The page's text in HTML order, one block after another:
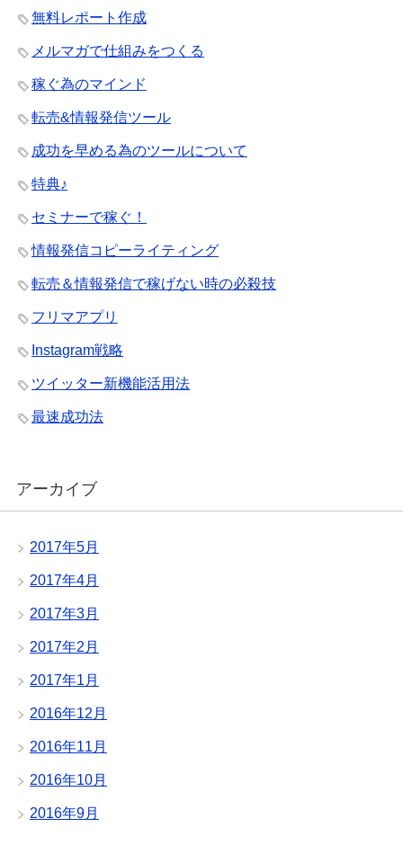
無料レポート作成
メルマガで仕組みをつくる
稼ぐ為のマインド
転売&情報発信ツール
成功を早める為のツールについて
特典♪
セミナーで稼ぐ！
情報発信コピーライティング
転売＆情報発信で稼げない時の必殺技
フリマアプリ
Instagram戦略
ツイッター新機能活用法
最速成功法
アーカイブ
2017年5月
2017年4月
2017年3月
2017年2月
2017年1月
2016年12月
2016年11月
2016年10月
2016年9月